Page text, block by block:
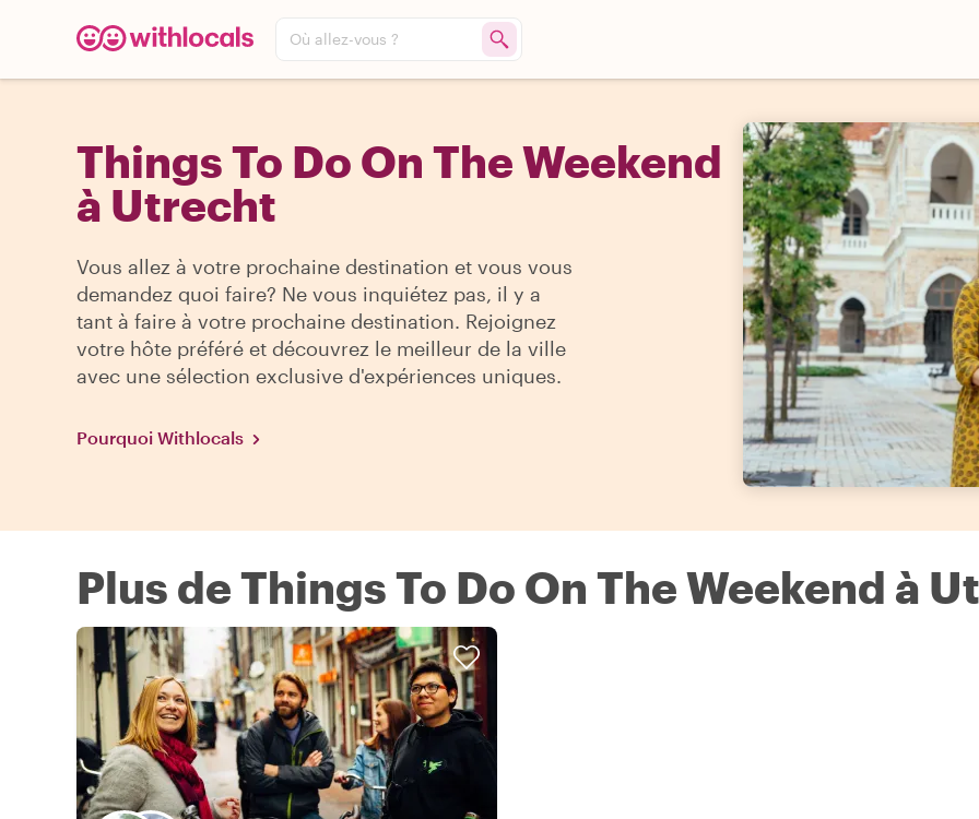
Où allez-vous ?
Things To Do On The Weekend
à Utrecht
Vous allez à votre prochaine destination et vous vous
demandez quoi faire? Ne vous inquiétez pas, il y a
tant à faire à votre prochaine destination. Rejoignez
votre hôte préféré et découvrez le meilleur de la ville
avec une sélection exclusive d'expériences uniques.
Pourquoi Withlocals
Plus de Things To Do On The Weekend à